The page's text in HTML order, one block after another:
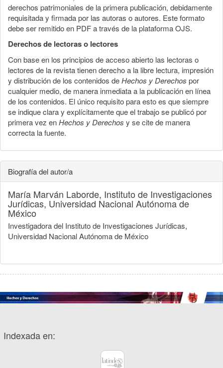
derechos patrimoniales de la primera publicación, debidamente
requisitada y firmada por las autoras o autores. Este formato
debe ser remitido en PDF a través de la plataforma OJS.
Derechos de lectoras o lectores
Con base en los principios de acceso abierto las lectoras o
lectores de la revista tienen derecho a la libre lectura, impresión
y distribución de los contenidos deHechos y Derechos por
cualquier medio, de manera inmediata a la publicación en línea
de los contenidos. El único requisito para esto es que siempre
se indique clara y explícitamente que el trabajo se publicó por
primera vez enHechos y Derechos y se cite de manera
correcta la fuente.
Biografía del autor/a
María Marván Laborde, Instituto de Investigaciones
Jurídicas, Universidad Nacional Autónoma de
México
Investigadora del Instituto de Investigaciones Jurídicas,
Universidad Nacional Autónoma de México
Indexada en: